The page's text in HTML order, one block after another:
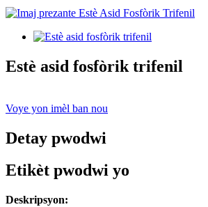
Estè asid fosfòrik trifenil
Voye yon imèl ban nou
Detay pwodwi
Etikèt pwodwi yo
Deskripsyon: